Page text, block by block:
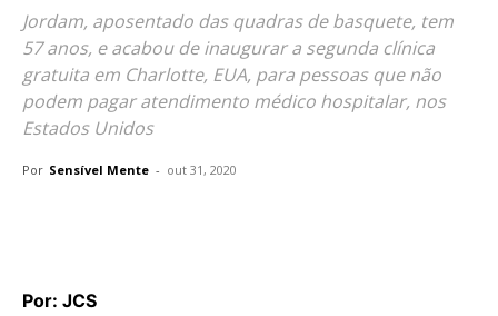
Jordam, aposentado das quadras de basquete, tem
57 anos, e acabou de inaugurar a segunda clínica
gratuita em Charlotte, EUA, para pessoas que não
podem pagar atendimento médico hospitalar, nos
Estados Unidos
Por Sensível Mente - out 31, 2020
Por: JCS